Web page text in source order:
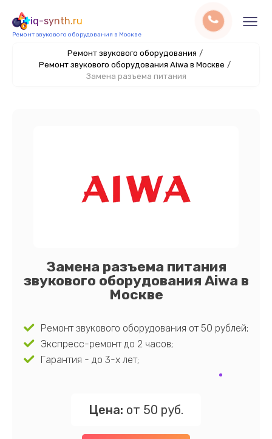
iq-synth.ru
Ремонт звукового оборудования в Москве
Ремонт звукового оборудования /
Ремонт звукового оборудования Aiwa в Москве /
Замена разъема питания
Замена разъема питания
звукового оборудования Aiwa в
Москве
Ремонт звукового оборудования от 50 рублей;
Экспресс-ремонт до 2 часов;
Гарантия - до 3-х лет;
Цена: от 50 руб.